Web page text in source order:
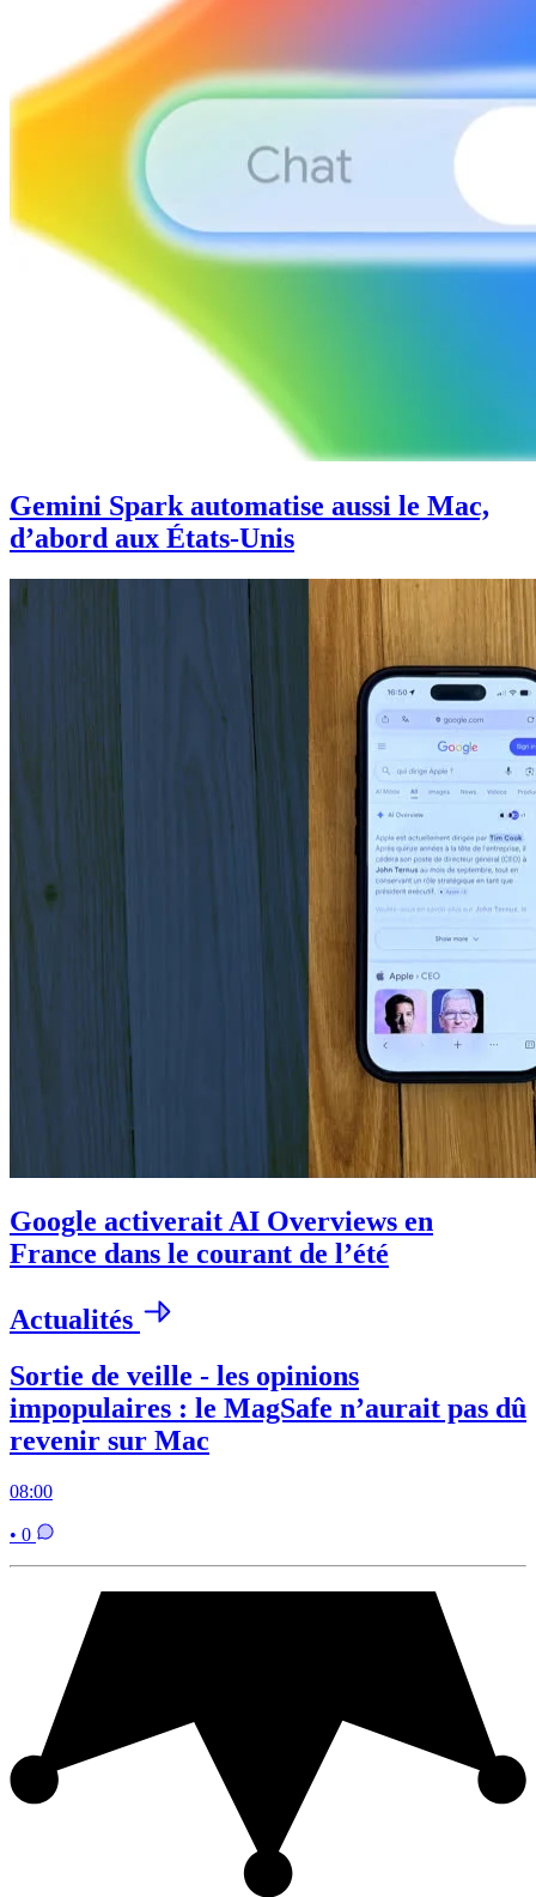
Gemini Spark automatise aussi le Mac,
d’abord aux États-Unis
Google activerait AI Overviews en
France dans le courant de l’été
Actualités
Sortie de veille - les opinions
impopulaires : le MagSafe n’aurait pas dû
revenir sur Mac
08:00
• 0